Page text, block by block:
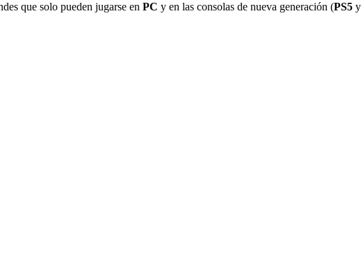
que solo pueden jugarse en PC y en las consolas de nueva generación (PS5 y